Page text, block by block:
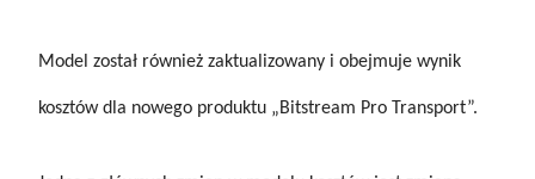
Model został również zaktualizowany i obejmuje wynik
kosztów dla nowego produktu „Bitstream Pro Transport”.